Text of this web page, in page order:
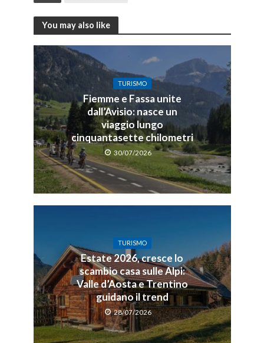
You may also like
TURISMO
Fiemme e Fassa unite
dall’Avisio: nasce un
viaggio lungo
cinquantasette chilometri
30/07/2026
TURISMO
Estate 2026, cresce lo
scambio casa sulle Alpi:
Valle d’Aosta e Trentino
guidano il trend
28/07/2026